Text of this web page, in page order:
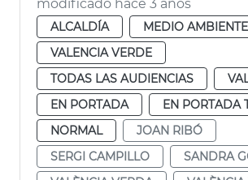
modificado hace 3 años
ALCALDÍA
MEDIO AMBIENTE
VALENCIA VERDE
TODAS LAS AUDIENCIAS
EN PORTADA
EN PORTADA
NORMAL
JOAN RIBÓ
SERGI CAMPILLO
SANDRA